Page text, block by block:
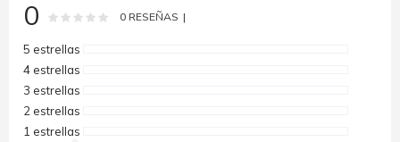
0 Rating: % of100
0 RESEÑAS
5 estrellas
4 estrellas
3 estrellas
2 estrellas
1 estrellas